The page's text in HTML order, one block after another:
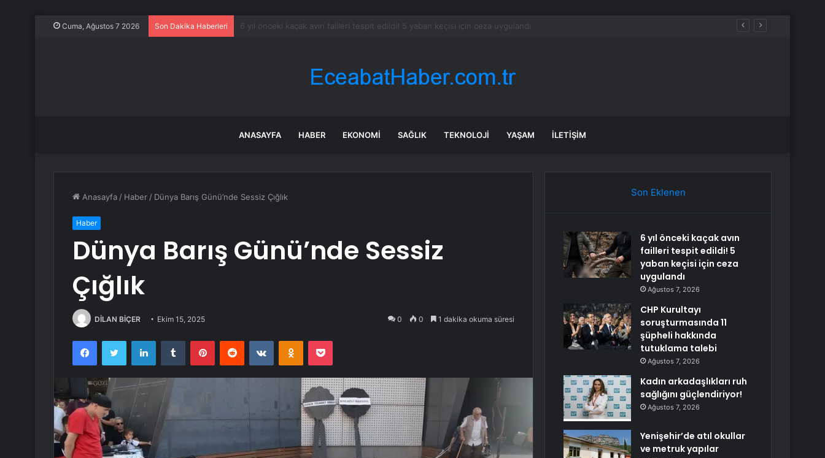
Cuma, Ağustos 7 2026 Son Dakika Haberleri CHP Kurultayı soruşturmasında 11 şüpheli hakkında tutuklama talebi
ANASAYFA HABER EKONOMI SAĞLIK TEKNOLOJI YAŞAM İLETIŞIM
Anasayfa / Haber / Dünya Barış Günü’nde Sessiz Çığlık
Haber
Dünya Barış Günü’nde Sessiz
Çığlık
DİLAN BİÇER Ekim 15, 2025 0 0 1 dakika okuma süresi
FacebookTwitter LinkedInTumblr PinterestReddit VKontakteOdnoklassniki
Pocket
Son Eklenen
6 yıl önceki kaçak avın
failleri tespit edildi! 5
yaban keçisi için ceza
uygulandı
Ağustos 7, 2026
CHP Kurultayı
soruşturmasında 11
şüpheli hakkında
tutuklama talebi
Ağustos 7, 2026
Kadın arkadaşlıkları ruh
sağlığını güçlendiriyor!
Ağustos 7, 2026
Yenişehir’de atıl okullar
ve metruk yapılar